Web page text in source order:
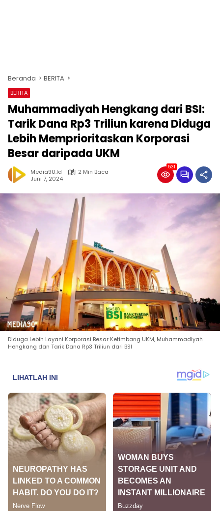
Beranda BERITA
BERITA
Muhammadiyah Hengkang dari BSI:
Tarik Dana Rp3 Triliun karena Diduga
Lebih Memprioritaskan Korporasi
Besar daripada UKM
Media90.id
2 Min Baca
Juni 7, 2024
531
Diduga Lebih Layani Korporasi Besar Ketimbang UKM, Muhammadiyah
Hengkang dan Tarik Dana Rp3 Triliun dari BSI